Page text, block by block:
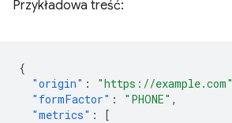
Przykładowa treść:
{
"origin" : "https://example.com"
"formFactor" : "PHONE" ,
"metrics" : [